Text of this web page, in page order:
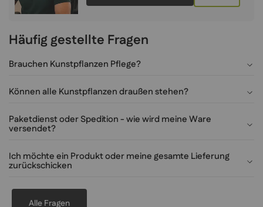
Häufig gestellte Fragen
Brauchen Kunstpflanzen Pflege?
Können alle Kunstpflanzen draußen stehen?
Paketdienst oder Spedition - wie wird meine Ware
versendet?
Ich möchte ein Produkt oder meine gesamte Lieferung
zurückschicken
Alle Fragen